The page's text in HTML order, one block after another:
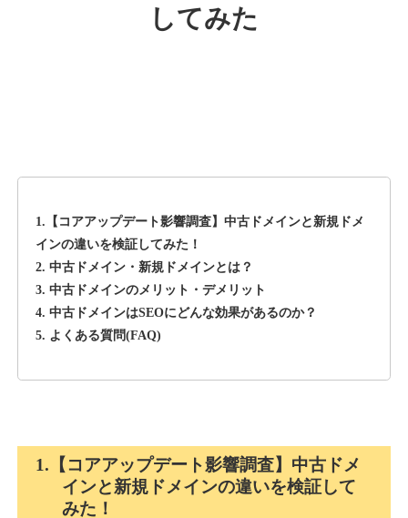
rageboy.com
詳細を見る
sug-web.jp
ジャンル その他
DA42 外部リンク数740 ドメイン年齢13年
3,300円 入札 2件
holocardstrategy.jp
ジャンル趣味
DA40 外部リンク数
してみた
1.【コアアップデート影響調査】中古ドメインと新規ドメ
インの違いを検証してみた！
2. 中古ドメイン・新規ドメインとは？
3. 中古ドメインのメリット・デメリット
4. 中古ドメインはSEOにどんな効果があるのか？
5. よくある質問(FAQ)
1.【コアアップデート影響調査】中古ドメ
インと新規ドメインの違いを検証して
みた！